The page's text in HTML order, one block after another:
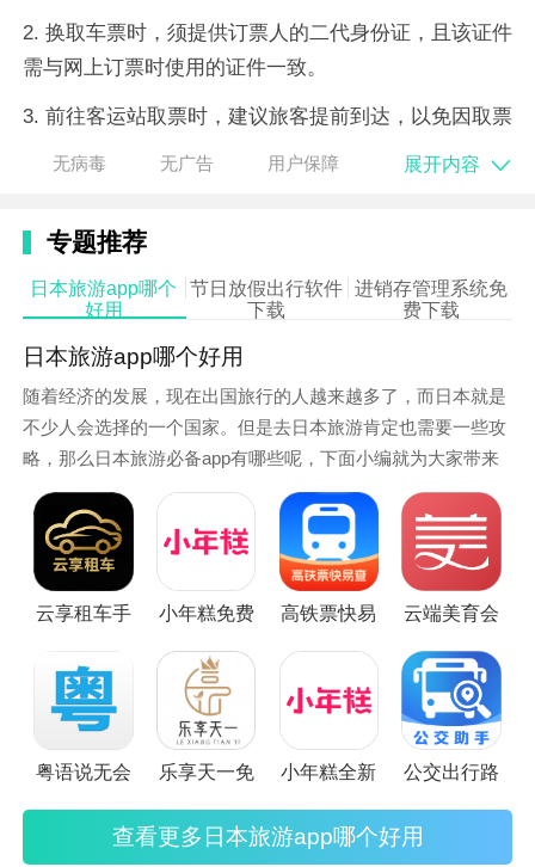
2. 换取车票时，须提供订票人的二代身份证，且该证件
需与网上订票时使用的证件一致。
3. 前往客运站取票时，建议旅客提前到达，以免因取票
耽误行程。平常应比发车
时间 至少提前半小时以上，黄
4. 网站目前只发售全价票，不发售优待票、
无病毒 无广告 用户保障 展开内容
专题推荐
日本旅游app哪个
好用
节日放假出行软件
下载
进销存管理系统免
费下载
日本旅游app哪个好用
随着经济的发展，现在出国旅行的人越来越多了，而日本就是
不少人会选择的一个国家。但是去日本旅游肯定也需要一些攻
略，那么日本旅游必备app有哪些呢，下面小编就为大家带来
日本旅游app推荐，这里有关于景点、交通、住宿等的丰富信
息，赶紧来看看吧。
云享租车手 小年糕免费 高铁票快易 云端美育会
粤语说无会 乐享天一免 小年糕全新 公交出行路
查看更多日本旅游app哪个好用